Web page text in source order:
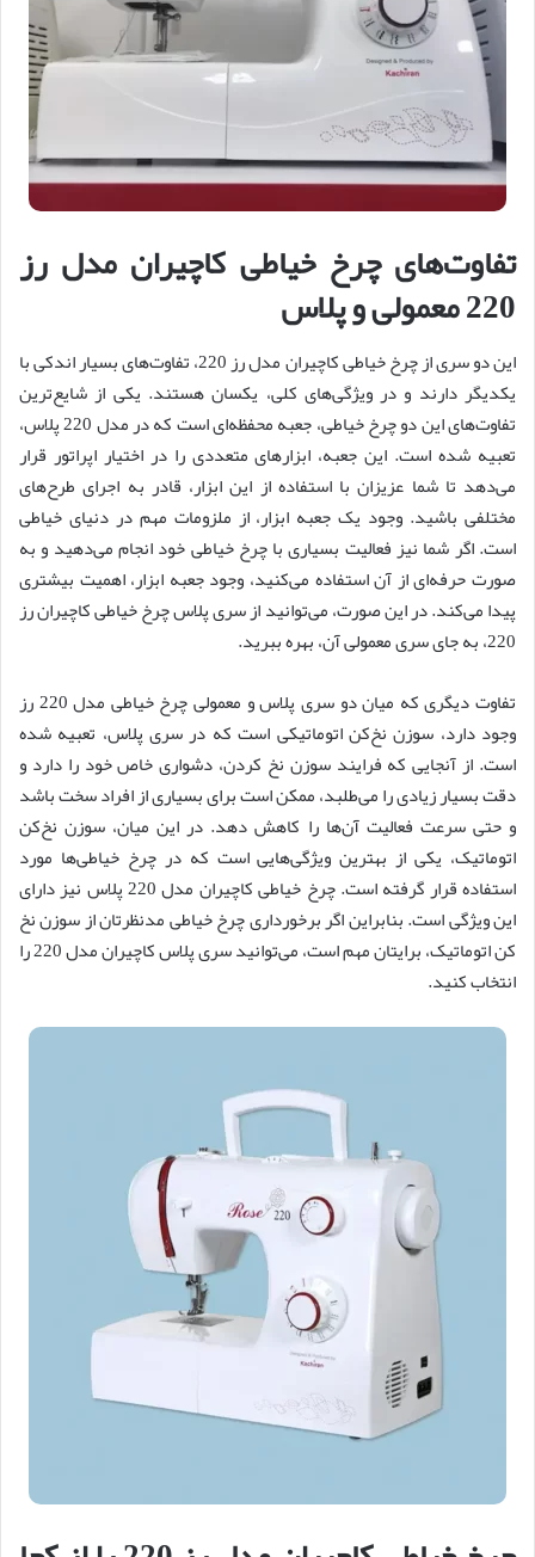
تفاوت‌های چرخ خیاطی کاچیران مدل رز
220 معمولی و پلاس
این دو سری از چرخ خیاطی کاچیران مدل رز 220، تفاوت‌های بسیار اندکی با
یکدیگر دارند و در ویژگی‌های کلی، یکسان هستند. یکی از شایع‌ترین
تفاوت‌های این دو چرخ خیاطی، جعبه محفظه‌ای است که در مدل 220 پلاس،
تعبیه شده است. این جعبه، ابزارهای متعددی را در اختیار اپراتور قرار
می‌دهد تا شما عزیزان با استفاده از این ابزار، قادر به اجرای طرح‌های
مختلفی باشید. وجود یک جعبه ابزار، از ملزومات مهم در دنیای خیاطی
است. اگر شما نیز فعالیت بسیاری با چرخ خیاطی خود انجام می‌دهید و به
صورت حرفه‌ای از آن استفاده می‌کنید، وجود جعبه ابزار، اهمیت بیشتری
پیدا می‌کند. در این صورت، می‌توانید از سری پلاس چرخ خیاطی کاچیران رز
220، به جای سری معمولی آن، بهره ببرید.
تفاوت دیگری که میان دو سری پلاس و معمولی چرخ خیاطی مدل 220 رز
وجود دارد، سوزن نخ‌کن اتوماتیکی است که در سری پلاس، تعبیه شده
است. از آنجایی که فرایند سوزن نخ کردن، دشواری خاص خود را دارد و
دقت بسیار زیادی را می‌طلبد، ممکن است برای بسیاری از افراد سخت باشد
و حتی سرعت فعالیت آن‌ها را کاهش دهد. در این میان، سوزن نخ‌کن
اتوماتیک، یکی از بهترین ویژگی‌هایی است که در چرخ خیاطی‌ها مورد
استفاده قرار گرفته است. چرخ خیاطی کاچیران مدل 220 پلاس نیز دارای
این ویژگی است. بنابراین اگر برخورداری چرخ خیاطی مدنظرتان از سوزن نخ
کن اتوماتیک، برایتان مهم است، می‌توانید سری پلاس کاچیران مدل 220 را
انتخاب کنید.